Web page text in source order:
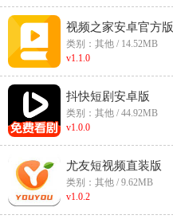
视频之家安卓官方版
类别：其他 / 14.52MB
v1.1.0
抖快短剧安卓版
类别：其他 / 44.92MB
v1.0.0
尤友短视频直装版
类别：其他 / 9.62MB
v1.0.2